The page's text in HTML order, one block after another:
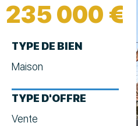
235 000 €
TYPE DE BIEN
Maison
TYPE D'OFFRE
Vente